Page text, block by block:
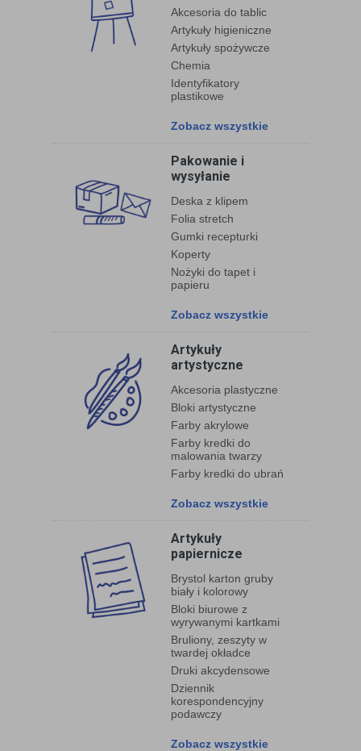
Akcesoria do tablic
Artykuły higieniczne
Artykuły spożywcze
Chemia
Identyfikatory
plastikowe
Zobacz wszystkie
Pakowanie i
wysyłanie
Deska z klipem
Folia stretch
Gumki recepturki
Koperty
Nożyki do tapet i
papieru
Zobacz wszystkie
Artykuły
artystyczne
Akcesoria plastyczne
Bloki artystyczne
Farby akrylowe
Farby kredki do
malowania twarzy
Farby kredki do ubrań
Zobacz wszystkie
Artykuły
papiernicze
Brystol karton gruby
biały i kolorowy
Bloki biurowe z
wyrywanymi kartkami
Bruliony, zeszyty w
twardej okładce
Druki akcydensowe
Dziennik
korespondencyjny
podawczy
Zobacz wszystkie